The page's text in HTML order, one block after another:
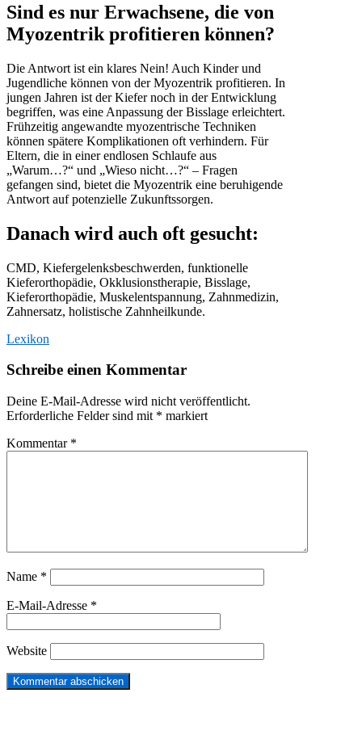
Sind es nur Erwachsene, die von
Myozentrik profitieren können?
Die Antwort ist ein klares Nein! Auch Kinder und
Jugendliche können von der Myozentrik profitieren. In
jungen Jahren ist der Kiefer noch in der Entwicklung
begriffen, was eine Anpassung der Bisslage erleichtert.
Frühzeitig angewandte myozentrische Techniken
können spätere Komplikationen oft verhindern. Für
Eltern, die in einer endlosen Schlaufe aus
„Warum…?“ und „Wieso nicht…?“ – Fragen
gefangen sind, bietet die Myozentrik eine beruhigende
Antwort auf potenzielle Zukunftssorgen.
Danach wird auch oft gesucht:
CMD, Kiefergelenksbeschwerden, funktionelle
Kieferorthopädie, Okklusionstherapie, Bisslage,
Kieferorthopädie, Muskelentspannung, Zahnmedizin,
Zahnersatz, holistische Zahnheilkunde.
Lexikon
Schreibe einen Kommentar
Deine E-Mail-Adresse wird nicht veröffentlicht.
Erforderliche Felder sind mit * markiert
Kommentar *
Name *
E-Mail-Adresse *
Website